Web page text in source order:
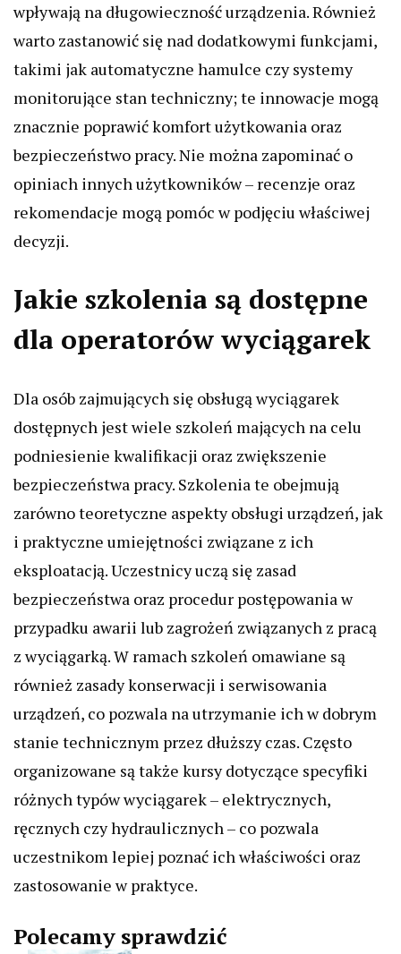
wpływają na długowieczność urządzenia. Również
warto zastanowić się nad dodatkowymi funkcjami,
takimi jak automatyczne hamulce czy systemy
monitorujące stan techniczny; te innowacje mogą
znacznie poprawić komfort użytkowania oraz
bezpieczeństwo pracy. Nie można zapominać o
opiniach innych użytkowników – recenzje oraz
rekomendacje mogą pomóc w podjęciu właściwej
decyzji.
Jakie szkolenia są dostępne
dla operatorów wyciągarek
Dla osób zajmujących się obsługą wyciągarek
dostępnych jest wiele szkoleń mających na celu
podniesienie kwalifikacji oraz zwiększenie
bezpieczeństwa pracy. Szkolenia te obejmują
zarówno teoretyczne aspekty obsługi urządzeń, jak
i praktyczne umiejętności związane z ich
eksploatacją. Uczestnicy uczą się zasad
bezpieczeństwa oraz procedur postępowania w
przypadku awarii lub zagrożeń związanych z pracą
z wyciągarką. W ramach szkoleń omawiane są
również zasady konserwacji i serwisowania
urządzeń, co pozwala na utrzymanie ich w dobrym
stanie technicznym przez dłuższy czas. Często
organizowane są także kursy dotyczące specyfiki
różnych typów wyciągarek – elektrycznych,
ręcznych czy hydraulicznych – co pozwala
uczestnikom lepiej poznać ich właściwości oraz
zastosowanie w praktyce.
Polecamy sprawdzić